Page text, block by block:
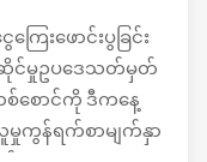
ေးဖောင်းပွခြင်း
ဆိုင်မှုဥပဒေသတ်မှတ်
စ်စောင်ကို ဒီကနေ့
ကွန်ရက်စာမျက်နှာ